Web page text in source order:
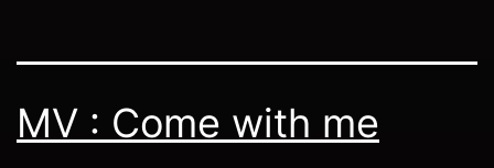
MV : Come with me